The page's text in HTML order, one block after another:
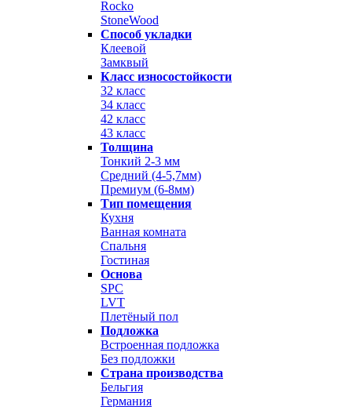
Rocko
StoneWood
Способ укладки
Клеевой
Замквый
Класс износостойкости
32 класс
34 класс
42 класс
43 класс
Толщина
Тонкий 2-3 мм
Средний (4-5,7мм)
Премиум (6-8мм)
Тип помещения
Кухня
Ванная комната
Спальня
Гостиная
Основа
SPC
LVT
Плетёный пол
Подложка
Встроенная подложка
Без подложки
Страна производства
Бельгия
Германия